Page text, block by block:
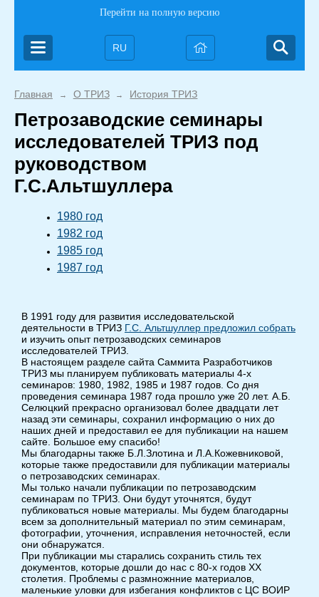
Перейти на полную версию
RU
Главная → О ТРИЗ → История ТРИЗ
Петрозаводские семинары
исследователей ТРИЗ под
руководством
Г.С.Альтшуллера
1980 год
1982 год
1985 год
1987 год
В 1991 году для развития исследовательской
деятельности в ТРИЗ Г.С. Альтшуллер предложил собрать
и изучить опыт петрозаводских семинаров
исследователей ТРИЗ.
В настоящем разделе сайта Саммита Разработчиков
ТРИЗ мы планируем публиковать материалы 4-х
семинаров: 1980, 1982, 1985 и 1987 годов. Со дня
проведения семинара 1987 года прошло уже 20 лет. А.Б.
Селюцкий прекрасно организовал более двадцати лет
назад эти семинары, сохранил информацию о них до
наших дней и предоставил ее для публикации на нашем
сайте. Большое ему спасибо!
Мы благодарны также Б.Л.Злотина и Л.А.Кожевниковой,
которые также предоставили для публикации материалы
о петрозаводских семинарах.
Мы только начали публикации по петрозаводским
семинарам по ТРИЗ. Они будут уточнятся, будут
публиковаться новые материалы. Мы будем благодарны
всем за дополнительный материал по этим семинарам,
фотографии, уточнения, исправления неточностей, если
они обнаружатся.
При публикации мы старались сохранить стиль тех
документов, которые дошли до нас с 80-х годов ХХ
столетия. Проблемы с размножнние материалов,
маленькие уловки для избегания конфликтов с ЦС ВОИР